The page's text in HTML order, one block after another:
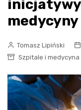
medycyny
Tomasz Lipiński
Szpitale i medycyna